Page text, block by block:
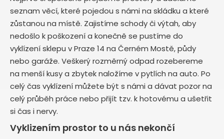
seznam věcí, které pojedou s námi na skládku a které
zůstanou na místě. Zajistíme schody či výtah, aby
nedošlo k poškození a konečně se pustíme do
vyklízení sklepu v Praze 14 na Černém Mostě, půdy
nebo garáže. Veškerý rozměrný odpad rozebereme
na menší kusy a zbytek naložíme v pytlích na auto. Po
celý čas vyklízení můžete být s námi a dávat pozor na
celý průběh práce nebo přijít tzv. k hotovému a ušetřit
si čas i nervy.
Vyklizením prostor to u nás nekončí